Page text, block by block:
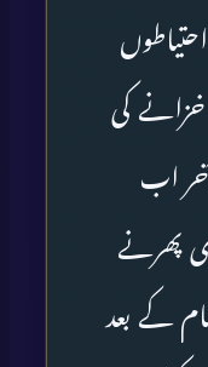
کی
اب
پھرنے
کے بعد